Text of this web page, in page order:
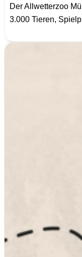
Der Allwetterzoo
3.000 Tieren,